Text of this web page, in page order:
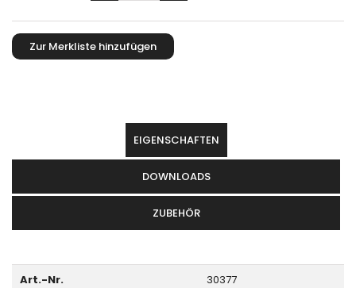
EIGENSCHAFTEN
DOWNLOADS
ZUBEHÖR
Art.-Nr.
30377